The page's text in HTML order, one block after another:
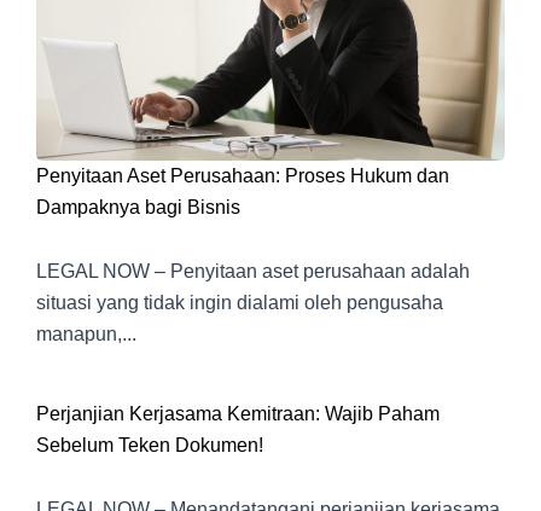
Penyitaan Aset Perusahaan: Proses Hukum dan
Dampaknya bagi Bisnis
LEGAL NOW – Penyitaan aset perusahaan adalah
situasi yang tidak ingin dialami oleh pengusaha
manapun,...
Perjanjian Kerjasama Kemitraan: Wajib Paham
Sebelum Teken Dokumen!